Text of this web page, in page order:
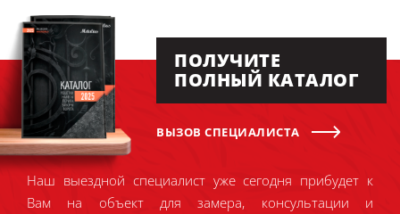
ПОЛУЧИТЕ
ПОЛНЫЙ КАТАЛОГ
ВЫЗОВ СПЕЦИАЛИСТА
Наш выездной специалист уже сегодня прибудет к
Вам на объект для замера, консультации и